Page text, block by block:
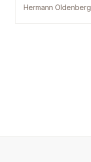
Hermann Oldenberg